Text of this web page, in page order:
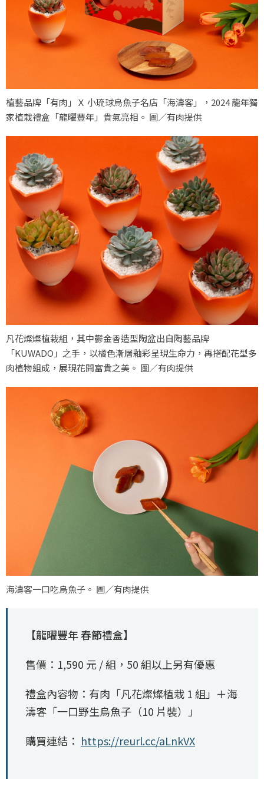
植藝品牌「有肉」Ｘ 小琉球烏魚子名店「海濤客」，2024 龍年獨
家植栽禮盒「龍曜豐年」貴氣亮相。 圖／有肉提供
凡花燦燦植栽組，其中鬱金香造型陶盆出自陶藝品牌
「KUWADO」之手，以橘色漸層釉彩呈現生命力，再搭配花型多
肉植物組成，展現花開富貴之美。 圖／有肉提供
海濤客一口吃烏魚子。 圖／有肉提供
【龍曜豐年 春節禮盒】
售價：1,590 元 / 組，50 組以上另有優惠
禮盒內容物：有肉「凡花燦燦植栽 1 組」＋海
濤客「一口野生烏魚子（10 片裝）」
購買連結： https://reurl.cc/aLnkVX